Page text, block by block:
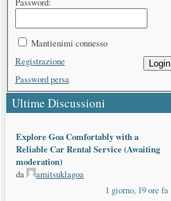
Mantienimi connesso
Login
Registrazione
Password persa
Ultime Discussioni
Explore Goa Comfortably with a
Reliable Car Rental Service (Awaiting
moderation)
da
amitsuklagoa
1 giorno, 19 ore fa